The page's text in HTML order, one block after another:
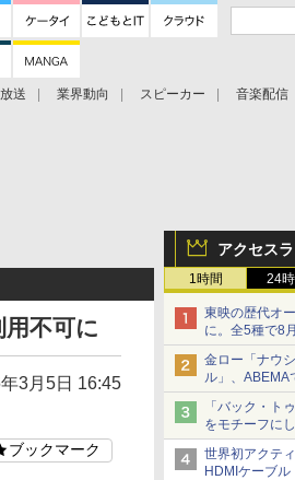
放送 業界動向 スピーカー
音楽配信
アクセス
1時間 24
東映の歴代オ
に。全5種で8
金ロー「ナウ
ル」、ABEMA
など。夏の特
「バック・ト
をモチーフに
世界初アクテ
HDMIケーブ
不可に
3月5日 16:45
ブックマーク